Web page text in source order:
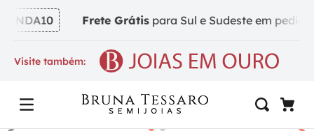
Frete Grátispara Sul e Sudeste em pedidos
Visite também: